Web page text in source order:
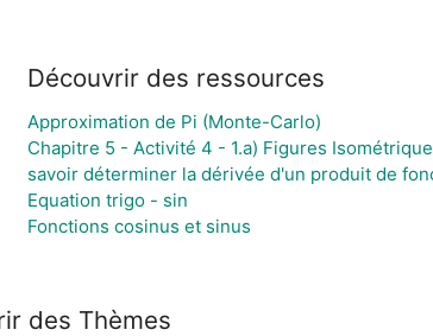
Découvrir des ressources
Approximation de Pi (Monte-Carlo)
Chapitre 5 - Activité 4 - 1.a) Figures
savoir déterminer la dérivée d'un produit de
Equation trigo - sin
Fonctions cosinus et sinus
des Thèmes